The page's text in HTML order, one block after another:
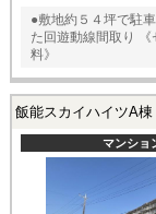
●敷地約５４坪で駐
た回遊動線間取り
料》
飯能スカイハイツA
マンショ